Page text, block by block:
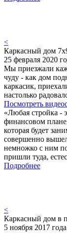
<
Каркасный дом
25 февраля 2020
Мы приезжали
чуду - как дом
каркасик,
настолько
Посмотреть
«Любая стройка -
финансовом
которая будет
совершенно
немножко с ним
пришли туда,
Подробнее
<
Каркасный дом в
5 ноября 2017 года